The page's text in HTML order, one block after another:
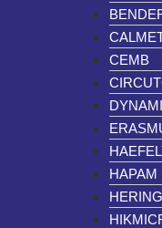
CEMB
HAPAM
HERING